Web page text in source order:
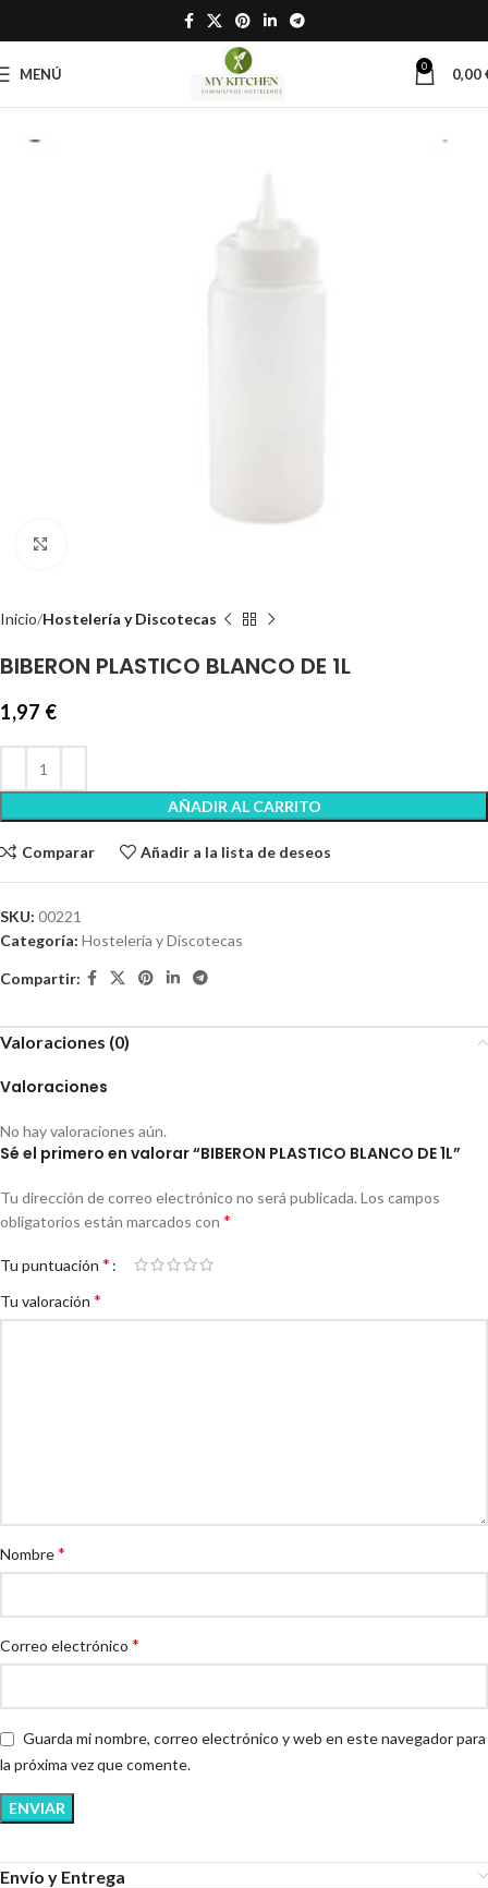
MENÚ 0 0,00
Inicio Hostelería y Discotecas
BIBERON PLASTICO BLANCO DE 1L
1,97 €
AÑADIR AL CARRITO
Comparar Añadir a la lista de deseos
SKU: 00221
Categoría: Hostelería y Discotecas
Compartir:
Valoraciones (0)
Valoraciones
No hay valoraciones aún.
Sé el primero en valorar “BIBERON PLASTICO BLANCO DE 1L”
Tu dirección de correo electrónico no será publicada. Los campos
obligatorios están marcados con *
Tu puntuación *
Tu valoración *
Nombre*
Correo electrónico *
Guarda mi nombre, correo electrónico y web en este navegador para
la próxima vez que comente.
Envío y Entrega